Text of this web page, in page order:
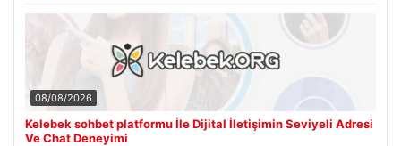
08/08/2026
Kelebek sohbet platformu İle Dijital İletişimin Seviyeli Adresi
Ve Chat Deneyimi